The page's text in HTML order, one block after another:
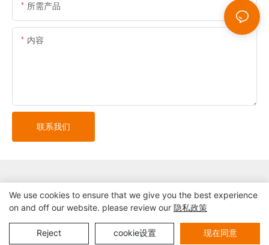
所需产品
内容
联系我们
版权所有© 2024 深圳市精益自助终端系统有限公司 |
隐私政策
We use cookies to ensure that we give you the best experience
on and off our website. please review our 隐私政策
Reject cookie设置 现在同意